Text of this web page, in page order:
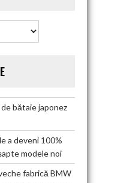
bătaie japonez
a deveni 100%
modele noi
fabrică BMW